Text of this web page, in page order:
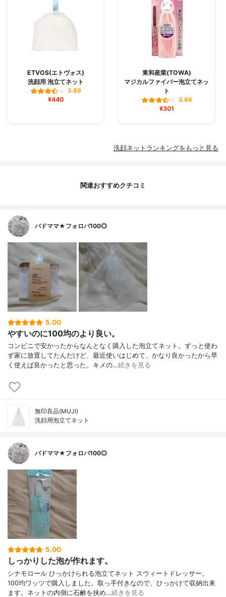
ETVOS(エトヴォス)
洗顔用 泡立てネット
3.89
¥440
東和産業(TOWA)
マジカルファイバー泡立てネッ
ト
3.86
¥301
洗顔ネットランキングをもっと見る
関連おすすめクチコミ
バドママ★フォロバ100◎
5.00
やすいのに100均のより良い。
コンビニで安かったからなんとなく購入した泡立てネット。ずっと使わ
ず家に放置してたんだけど、最近使いはじめて、かなり良かったから早
く使えば良かったと思った。キメの…続きを見る
無印良品(MUJI)
洗顔用泡立てネット
バドママ★フォロバ100◎
5.00
しっかりした泡が作れます。
シナモロール ひっかけられる泡立てネット スウィートドレッサー。
100均ワッツで購入しました。取っ手付きなので、ひっかけて収納出来
ます。ネットの内側に石鹸を挟め…続きを見る